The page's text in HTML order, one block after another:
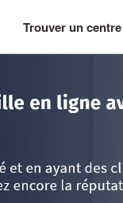
Trouver un